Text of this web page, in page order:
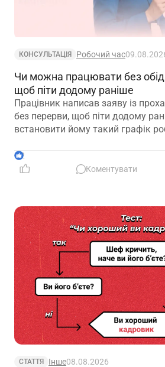
КОНСУЛЬТАЦІЯ Робочий час
Чи можна працювати без
щоб піти додому раніше
Працівник написав заяву із
без перерви, щоб піти додому
встановити йому такий графік
2
Коментувати
СТАТТЯ Інше08.08.2026